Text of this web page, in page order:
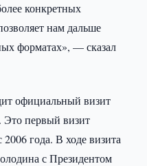
конкретных
нам дальше
форматах», — сказал
официальный визит
Это первый визит
года. В ходе визита
с Президентом